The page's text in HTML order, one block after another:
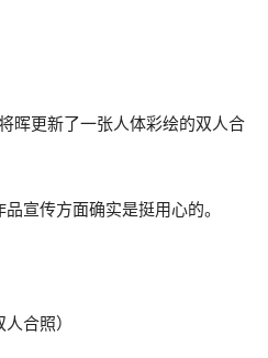
晖更新了一张人体彩绘的双人合
宣传方面确实是挺用心的。
合照）